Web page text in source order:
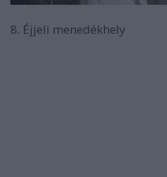
8. Éjjeli menedékhely